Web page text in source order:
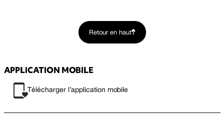
Retour en haut
APPLICATION MOBILE
Télécharger l’application mobile